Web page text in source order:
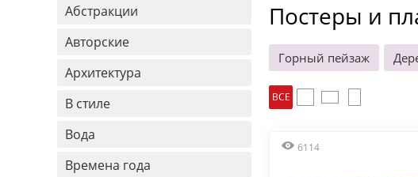
Абстракции
Авторские
Архитектура
В стиле
Вода
Времена года
Постеры и
Горный пейзаж
ВСЕ
6114